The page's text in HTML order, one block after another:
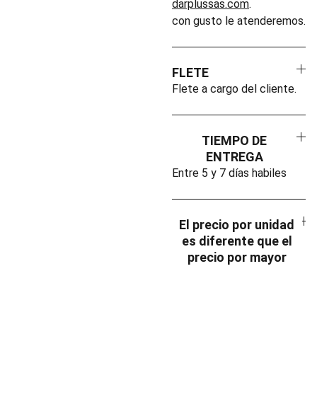
darplussas.com.
con gusto le atenderemos.
FLETE
Flete a cargo del cliente.
TIEMPO DE
ENTREGA
Entre 5 y 7 días habiles
El precio por unidad
es diferente que el
precio por mayor